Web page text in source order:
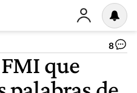
8
que